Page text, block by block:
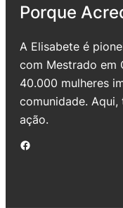
Porque
A Elisabete é
com Mestrado em
40.000 mulheres
comunidade.
ação.
Facebook